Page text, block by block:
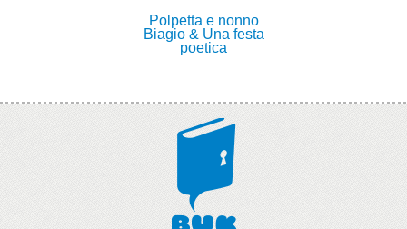
Polpetta e nonno
Biagio & Una festa
poetica